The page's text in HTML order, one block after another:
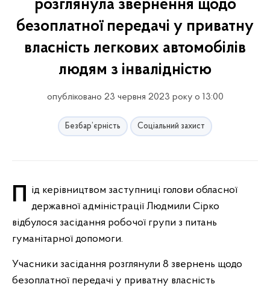
розглянула звернення щодо
безоплатної передачі у приватну
власність легкових автомобілів
людям з інвалідністю
опубліковано 23 червня 2023 року о 13:00
Безбар’єрність Соціальний захист
Під керівництвом заступниці голови обласної державної адміністрації Людмили Сірко
відбулося засідання робочої групи з питань
гуманітарної допомоги.
Учасники засідання розглянули 8 звернень щодо
безоплатної передачі у приватну власність